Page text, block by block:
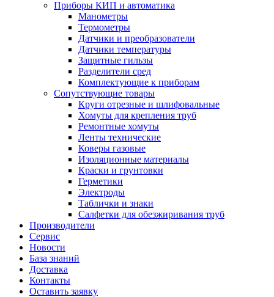
Приборы КИП и автоматика
Манометры
Термометры
Датчики и преобразователи
Датчики температуры
Защитные гильзы
Разделители сред
Комплектующие к приборам
Сопутствующие товары
Круги отрезные и шлифовальные
Хомуты для крепления труб
Ремонтные хомуты
Ленты технические
Коверы газовые
Изоляционные материалы
Краски и грунтовки
Герметики
Электроды
Таблички и знаки
Салфетки для обезжиривания труб
Производители
Сервис
Новости
База знаний
Доставка
Контакты
Оставить заявку